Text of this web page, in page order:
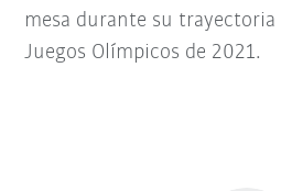
mesa durante su trayectoria
Juegos Olímpicos de 2021.